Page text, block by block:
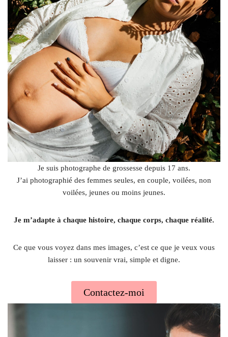
Je suis photographe de grossesse depuis 17 ans.
J’ai photographié des femmes seules, en couple, voilées, non
voilées, jeunes ou moins jeunes.
Je m’adapte à chaque histoire, chaque corps, chaque réalité.
Ce que vous voyez dans mes images, c’est ce que je veux vous
laisser : un souvenir vrai, simple et digne.
Contactez-moi